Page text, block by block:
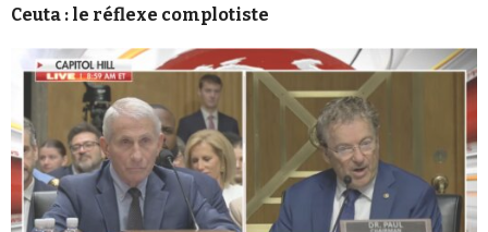
Ceuta : le réflexe complotiste